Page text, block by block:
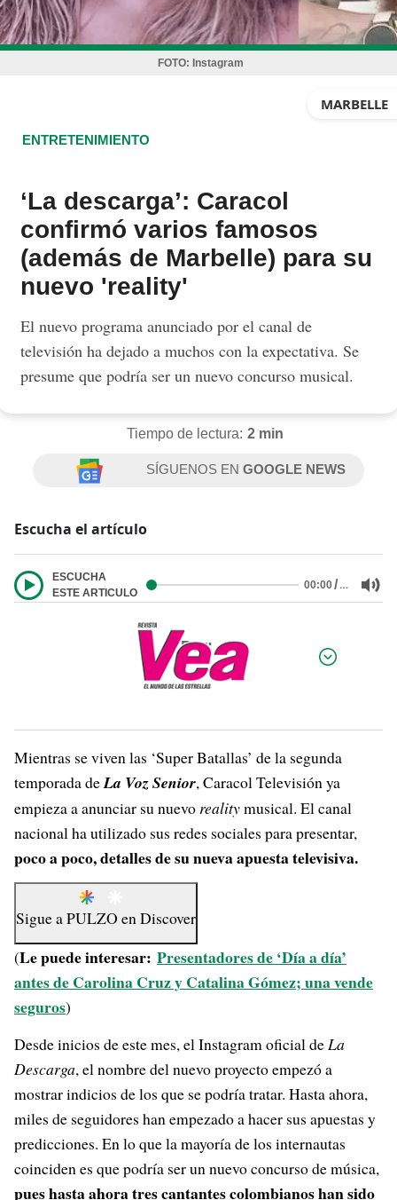
FOTO: Instagram
MARBELLE
ENTRETENIMIENTO
‘La descarga’: Caracol
confirmó varios famosos
(además de Marbelle) para su
nuevo 'reality'
El nuevo programa anunciado por el canal de
televisión ha dejado a muchos con la expectativa. Se
presume que podría ser un nuevo concurso musical.
Tiempo de lectura: 2 min
SÍGUENOS ENGOOGLE NEWS
Escucha el artículo
ESCUCHA
ESTE ARTICULO
00:00/…
Por:
Mientras se viven las ‘Super Batallas’ de la segunda
temporada deLa Voz Senior, Caracol Televisión ya
empieza a anunciar su nuevo realitymusical. El canal
nacional ha utilizado sus redes sociales para presentar,
poco a poco, detalles de su nueva apuesta televisiva.
Sigue aPULZO enDiscover
(Le puede interesar: Presentadores de ‘Día a día’
antes de Carolina Cruz y Catalina Gómez; una vende
seguros)
Desde inicios de este mes, el Instagram oficial deLa
Descarga, el nombre del nuevo proyecto empezó a
mostrar indicios de los que se podría tratar. Hasta ahora,
miles de seguidores han empezado a hacer sus apuestas y
predicciones. En lo que la mayoría de los internautas
coinciden es que podría ser un nuevo concurso de música,
pues hasta ahora tres cantantes colombianos han sido